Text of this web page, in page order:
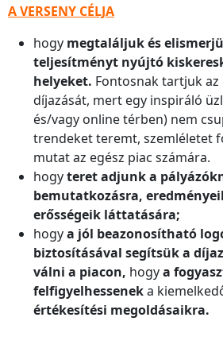
A VERSENY CÉLJA
hogy megtaláljuk és
teljesítményt nyújtó
helyeket. Fontosnak tartjuk
díjazását, mert egy inspiráló
és/vagy online térben) nem
trendeket teremt, szemléletet
mutat az egész piac számára.
hogyteret adjunk a
bemutatkozásra,
erősségeik láttatására;
hogya jól beazonosítható
biztosításával segítsük a
válni a piacon, hogya
felfigyelhesseneka
értékesítési megoldásaikra.